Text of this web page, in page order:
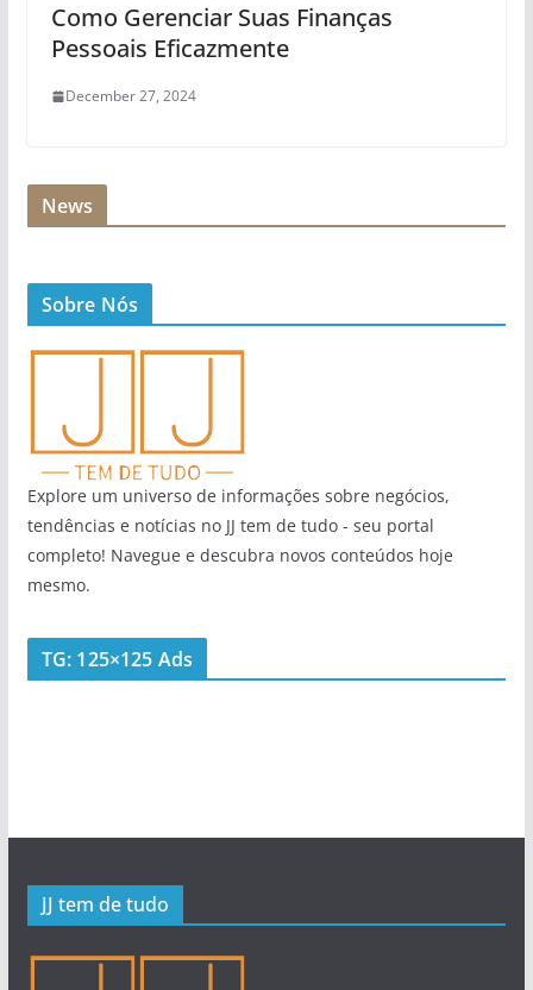
Como Gerenciar Suas Finanças
Pessoais Eficazmente
December 27, 2024
News
Sobre Nós
Explore um universo de informações sobre negócios,
tendências e notícias no JJ tem de tudo - seu portal
completo! Navegue e descubra novos conteúdos hoje
mesmo.
TG: 125×125 Ads
JJ tem de tudo